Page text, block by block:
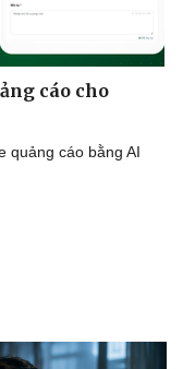
cáo cho
quảng cáo bằng AI